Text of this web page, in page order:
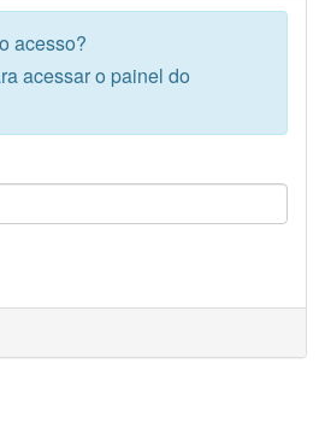
acesso?
acessar o painel do